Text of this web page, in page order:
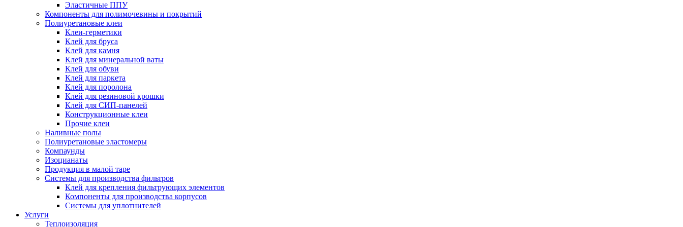
Эластичные ППУ
Компоненты для полимочевины и покрытий
Полиуретановые клеи
Клеи-герметики
Клей для бруса
Клей для камня
Клей для минеральной ваты
Клей для обуви
Клей для паркета
Клей для поролона
Клей для резиновой крошки
Клей для СИП-панелей
Конструкционные клеи
Прочие клеи
Наливные полы
Полиуретановые эластомеры
Компаунды
Изоцианаты
Продукция в малой таре
Системы для производства фильтров
Клей для крепления фильтрующих элементов
Компоненты для производства корпусов
Системы для уплотнителей
Услуги
Теплоизоляция